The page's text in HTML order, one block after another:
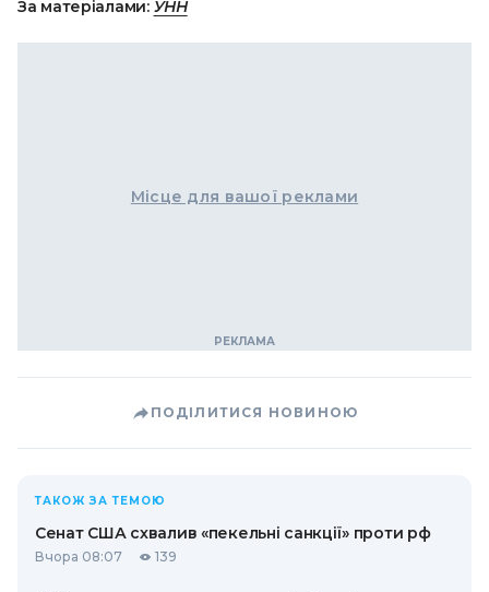
За матеріалами: УНН
Місце для вашої реклами
ПОДІЛИТИСЯ НОВИНОЮ
ТАКОЖ ЗА ТЕМОЮ
Сенат США схвалив «пекельні санкції» проти рф
Вчора 08:07 139